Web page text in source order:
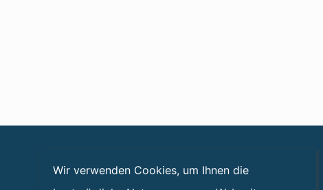
Wir verwenden Cookies, um Ihnen die